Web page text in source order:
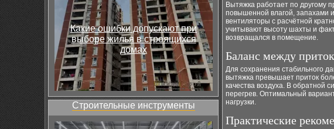
Какие ошибки допускают при
выборе жилья в строящихся
домах
Строительные инструменты
Вытяжка работает по другому
повышенной влагой, запахами
вентиляторы с расчётной
учитывают высоту шахты и
возвращался в помещение.
Баланс между
Для сохранения стабильного
вытяжка превышает приток
качества воздуха. В обратной
перегрев. Оптимальный
нагрузки.
Практические